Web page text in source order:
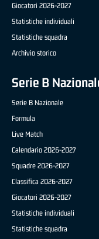
Giocatori 2026-2027
Statistiche individuali
Statistiche squadra
Archivio storico
Serie B
Serie B Nazionale
Formula
Live Match
Calendario 2026-2027
Squadre 2026-2027
Classifica 2026-2027
Giocatori 2026-2027
Statistiche individuali
Statistiche squadra